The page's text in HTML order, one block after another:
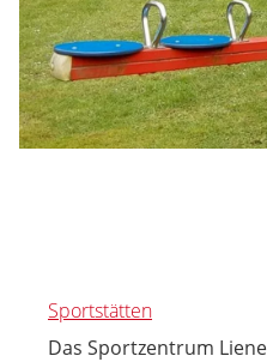
Sportstätten
Das Sportzentrum